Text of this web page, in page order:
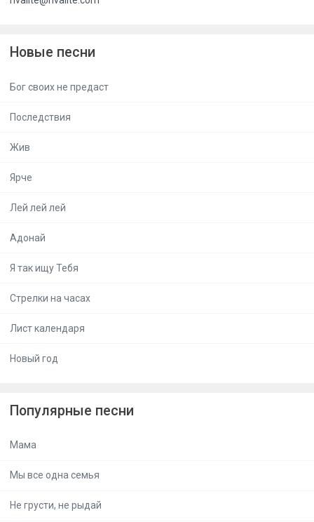
Новые песни
Бог своих не предаст
Последствия
Жив
Ярче
Лей лей лей
Адонай
Я так ищу Тебя
Стрелки на часах
Лист календаря
Новый год
Популярные песни
Мама
Мы все одна семья
Не грусти, не рыдай